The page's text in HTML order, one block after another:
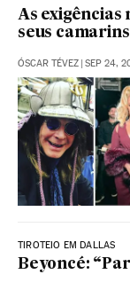
As exigências
seus camarins
ÓSCAR TÉVEZ | SEP 24,
TIROTEIO EM DALLAS
Beyoncé: